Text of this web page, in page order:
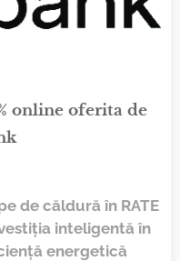
online oferita de
de căldură în RATE
inteligentă în
energetică